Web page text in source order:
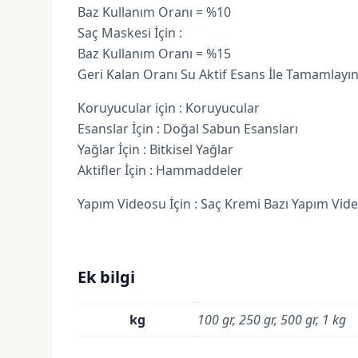
Baz Kullanım Oranı = %10
Saç Maskesi İçin :
Baz Kullanım Oranı = %15
Geri Kalan Oranı Su Aktif Esans İle
Koruyucular için : Koruyucular
Esanslar İçin : Doğal Sabun Esansları
Yağlar İçin : Bitkisel Yağlar
Aktifler İçin : Hammaddeler
Yapım Videosu İçin : Saç Kremi Bazı Yapım
Ek bilgi
kg 100 gr, 250 gr, 500 gr, 1 kg